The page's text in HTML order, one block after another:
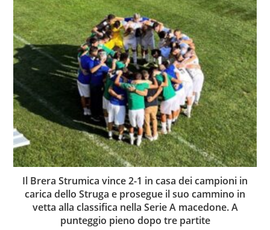
Il Brera Strumica vince 2-1 in casa dei campioni in
carica dello Struga e prosegue il suo cammino in
vetta alla classifica nella Serie A macedone. A
punteggio pieno dopo tre partite